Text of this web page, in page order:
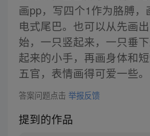
画pp，写四个1作为胳膊
电式尾巴。也可以从先画
始，一只竖起来，一只垂
起来的小手，再画身体和
五官，表情画得可爱一些。
答案问题点击 举报反馈
提到的作品